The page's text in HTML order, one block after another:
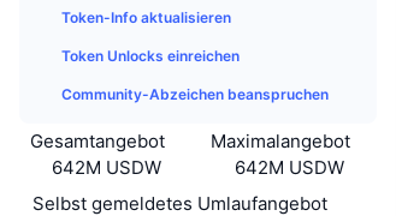
Token-Info aktualisieren
Token Unlocks einreichen
Community-Abzeichen beanspruchen
Gesamtangebot
642M USDW
Maximalangebot
642M USDW
Selbst gemeldetes Umlaufangebot